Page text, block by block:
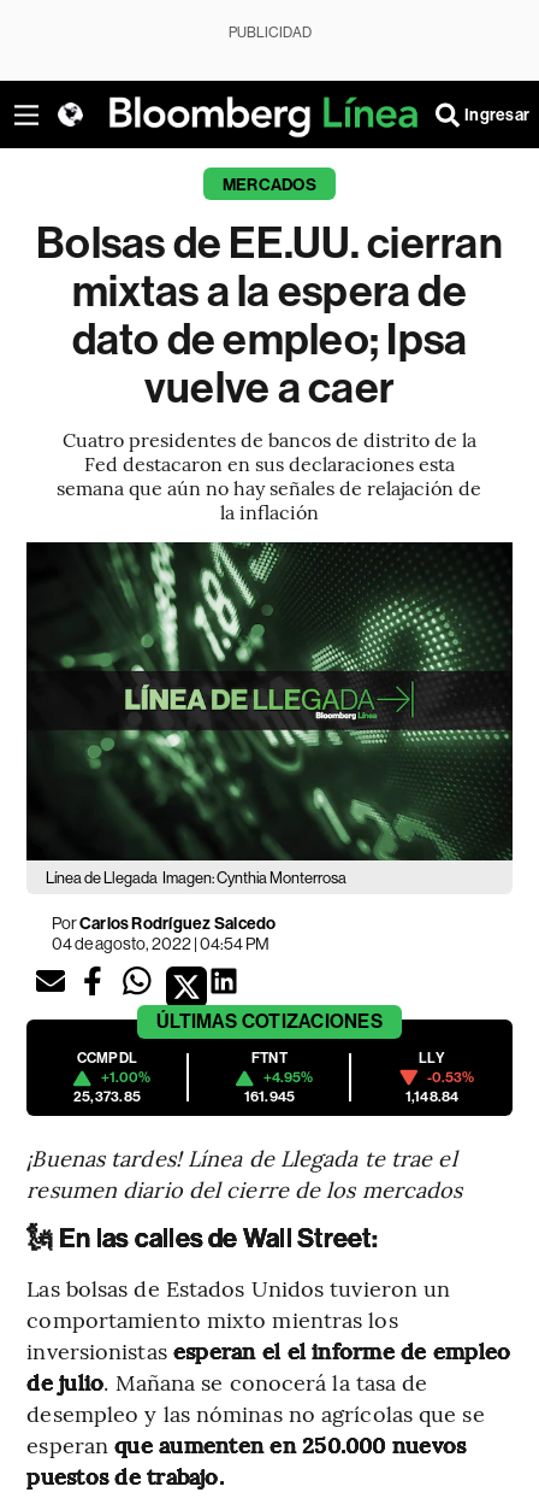
PUBLICIDAD
Ingresar
MERCADOS
Bolsas de EE.UU. cierran
mixtas a la espera de
dato de empleo; Ipsa
vuelve a caer
Cuatro presidentes de bancos de distrito de la
Fed destacaron en sus declaraciones esta
semana que aún no hay señales de relajación de
la inflación
Línea de Llegada Imagen: Cynthia Monterrosa
PorCarlos Rodríguez Salcedo
04 de agosto, 2022 | 04:54 PM
ÚLTIMAS COTIZACIONES
CCMPDL
+1.00%
25,373.85
FTNT
+4.95%
161.945
LLY
-0.53%
1,148.84
¡Buenas tardes! Línea de Llegada te trae el
resumen diario del cierre de los mercados
🗽 En las calles de Wall Street:
Las bolsas de Estados Unidos tuvieron un
comportamiento mixto mientras los
inversionistas esperan el el informe de empleo
de julio. Mañana se conocerá la tasa de
desempleo y las nóminas no agrícolas que se
esperanque aumenten en 250.000 nuevos
puestos de trabajo.